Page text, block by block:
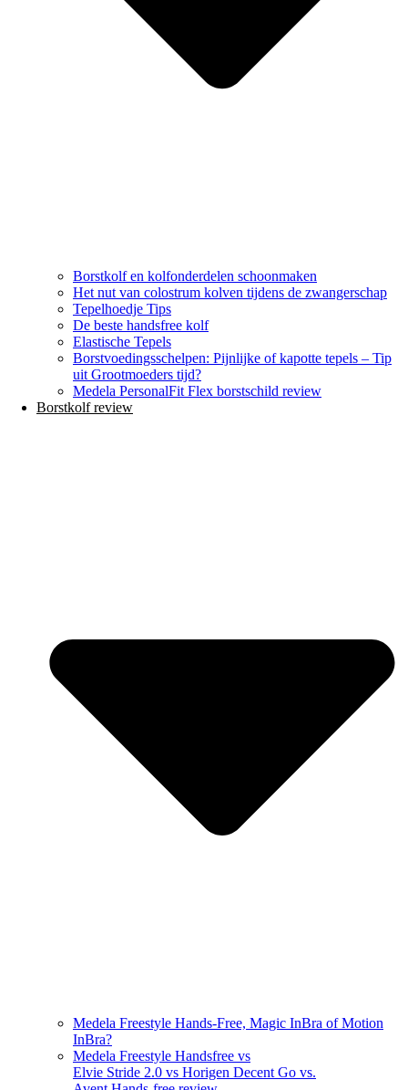
Borstkolf en kolfonderdelen schoonmaken
Het nut van colostrum kolven tijdens de zwangerschap
Tepelhoedje Tips
De beste handsfree kolf
Elastische Tepels
Borstvoedingsschelpen: Pijnlijke of kapotte tepels – Tip
uit Grootmoeders tijd?
Medela PersonalFit Flex borstschild review
Borstkolf review
Medela Freestyle Hands-Free, Magic InBra of Motion
InBra?
Medela Freestyle Handsfree vs
Elvie Stride 2.0 vs Horigen Decent Go vs.